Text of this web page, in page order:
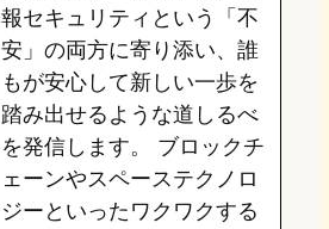
報セキュリティという「不
安」の両方に寄り添い、誰
もが安心して新しい一歩を
踏み出せるような道しるべ
を発信します。 ブロックチ
ェーンやスペーステクノロ
ジーといったワクワクする